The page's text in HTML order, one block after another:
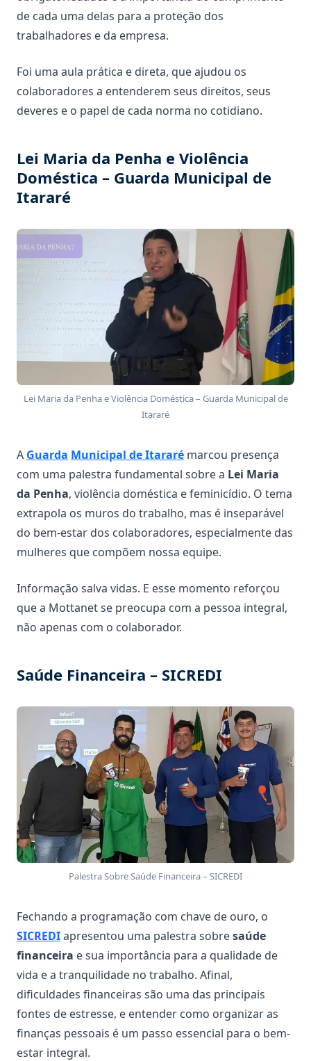
de cada uma delas para a proteção dos
trabalhadores e da empresa.
Foi uma aula prática e direta, que ajudou os
colaboradores a entenderem seus direitos, seus
deveres e o papel de cada norma no cotidiano.
Lei Maria da Penha e Violência
Doméstica – Guarda Municipal de
Itararé
Lei Maria da Penha e Violência Doméstica – Guarda Municipal de
Itararé
A Guarda Municipal de Itararé marcou presença
com uma palestra fundamental sobre a Lei Maria
da Penha, violência doméstica e feminicídio. O tema
extrapola os muros do trabalho, mas é inseparável
do bem-estar dos colaboradores, especialmente das
mulheres que compõem nossa equipe.
Informação salva vidas. E esse momento reforçou
que a Mottanet se preocupa com a pessoa integral,
não apenas com o colaborador.
Saúde Financeira – SICREDI
Palestra Sobre Saúde Financeira – SICREDI
Fechando a programação com chave de ouro, o
SICREDIapresentou uma palestra sobresaúde
financeira e sua importância para a qualidade de
vida e a tranquilidade no trabalho. Afinal,
dificuldades financeiras são uma das principais
fontes de estresse, e entender como organizar as
finanças pessoais é um passo essencial para o bem-
estar integral.